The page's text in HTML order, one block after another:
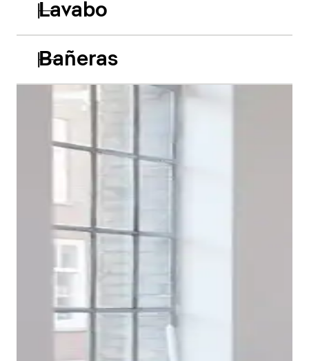
Lavabo
Bañeras